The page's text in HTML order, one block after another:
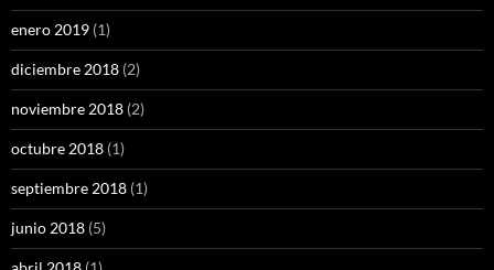
enero 2019 (1)
diciembre 2018 (2)
noviembre 2018 (2)
octubre 2018 (1)
septiembre 2018 (1)
junio 2018 (5)